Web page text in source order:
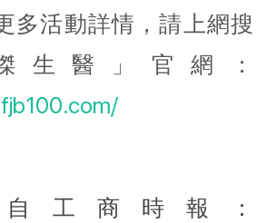
多活動詳情，請上網搜
生醫」官網：
工商時報：